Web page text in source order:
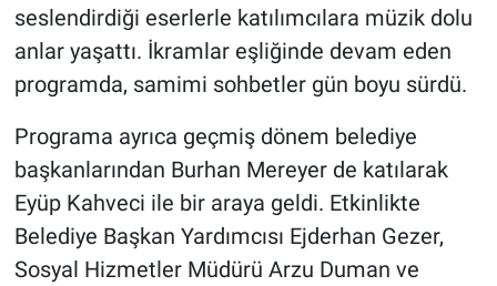
seslendirdiği eserlerle katılımcılara müzik dolu
anlar yaşattı. İkramlar eşliğinde devam eden
programda, samimi sohbetler gün boyu sürdü.
Programa ayrıca geçmiş dönem belediye
başkanlarından Burhan Mereyer de katılarak
Eyüp Kahveci ile bir araya geldi. Etkinlikte
Belediye Başkan Yardımcısı Ejderhan Gezer,
Sosyal Hizmetler Müdürü Arzu Duman ve